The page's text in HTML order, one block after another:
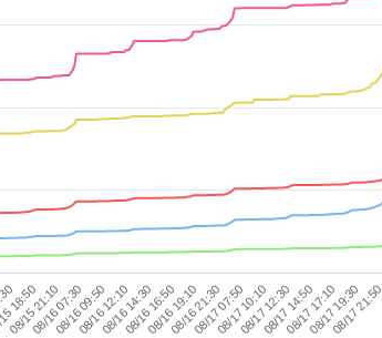
08/17 10:10
18:50
08/15 21:10
08/16 07:30
08/16 09:50
08/16 12:10
08/16 14:30
08/16 16:50
08/16 19:10
08/16 21:30
08/17 07:5008/17 12:30
08/17 14:50
08/17 17:10
08/17 19:30
08/17 21:50